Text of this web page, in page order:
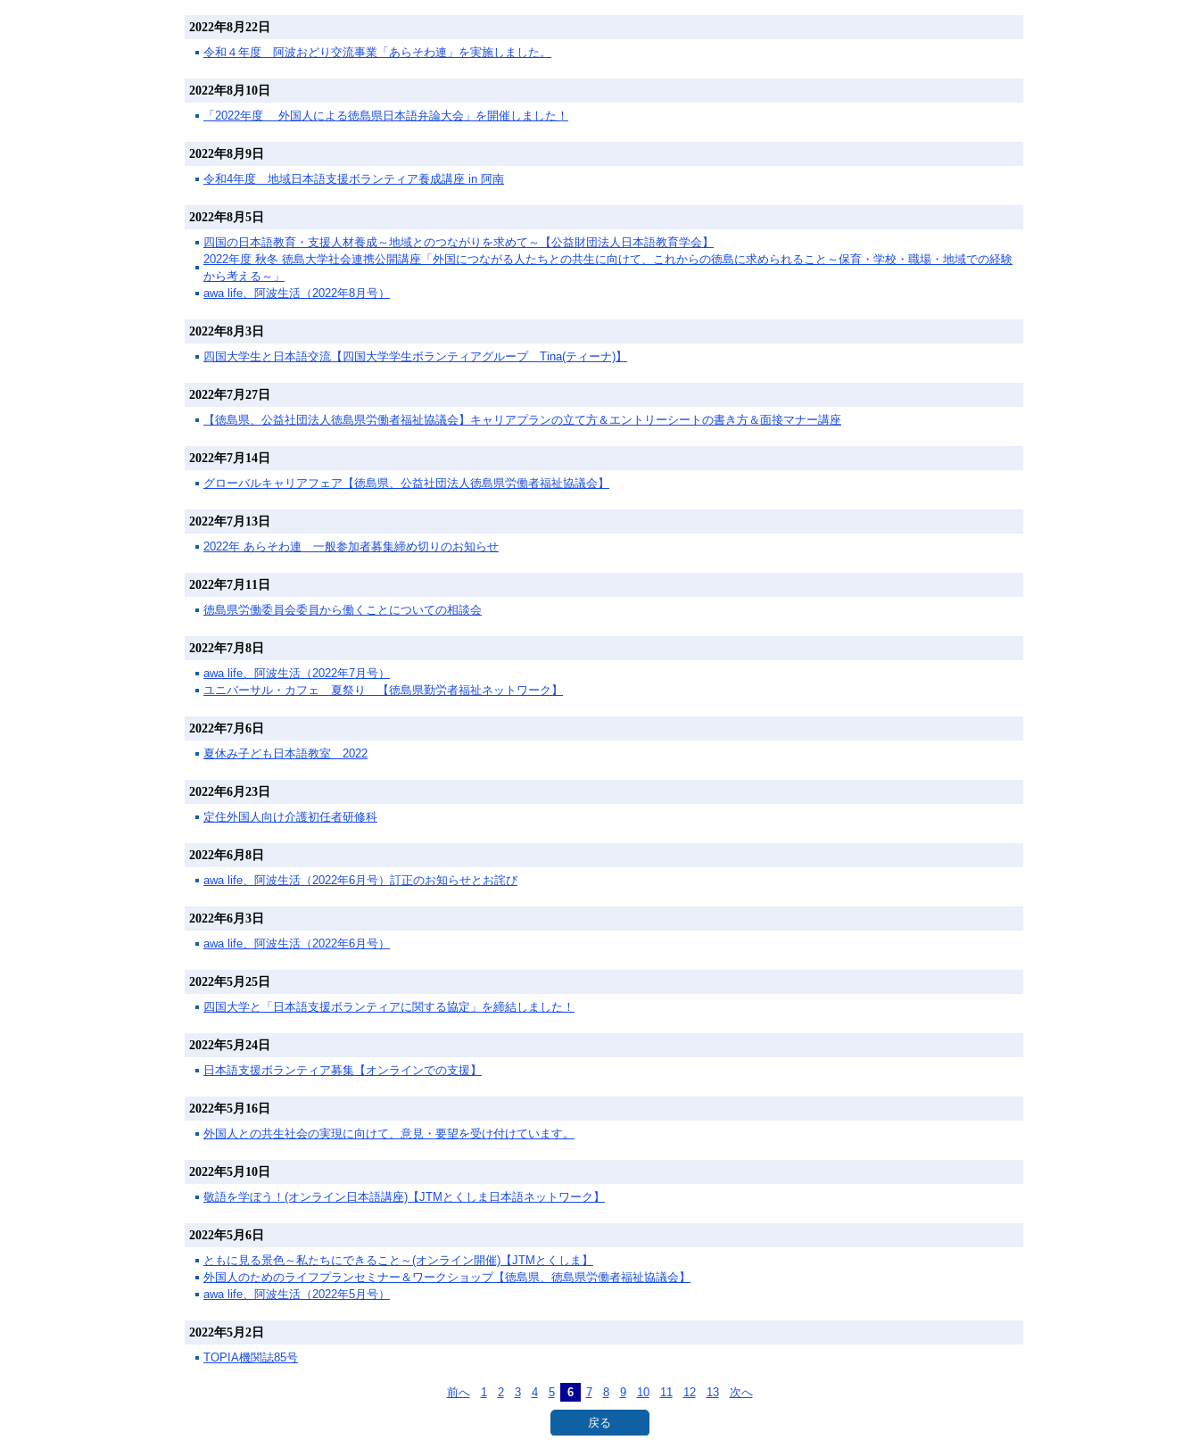
2022年8月22日
令和４年度 阿波おどり交流事業「あらそわ連」を実施しました。
2022年8月10日
「2022年度 外国人による徳島県日本語弁論大会」を開催しました！
2022年8月9日
令和4年度 地域日本語支援ボランティア養成講座 in 阿南
2022年8月5日
四国の日本語教育・支援人材養成～地域とのつながりを求めて～【公益財団法人日本語教育学会】
2022年度 秋冬 徳島大学社会連携公開講座「外国につながる人たちとの共生に向けて、これからの徳島に求められること～保育・学校・職場・地域での経験
から考える～」
awa life、阿波生活（2022年8月号）
2022年8月3日
四国大学生と日本語交流【四国大学学生ボランティアグループ Tina(ティーナ)】
2022年7月27日
【徳島県、公益社団法人徳島県労働者福祉協議会】キャリアプランの立て方＆エントリーシートの書き方＆面接マナー講座
2022年7月14日
グローバルキャリアフェア【徳島県、公益社団法人徳島県労働者福祉協議会】
2022年7月13日
2022年 あらそわ連 一般参加者募集締め切りのお知らせ
2022年7月11日
徳島県労働委員会委員から働くことについての相談会
2022年7月8日
awa life、阿波生活（2022年7月号）
ユニバーサル・カフェ 夏祭り 【徳島県勤労者福祉ネットワーク】
2022年7月6日
夏休み子ども日本語教室 2022
2022年6月23日
定住外国人向け介護初任者研修科
2022年6月8日
awa life、阿波生活（2022年6月号）訂正のお知らせとお詫び
2022年6月3日
awa life、阿波生活（2022年6月号）
2022年5月25日
四国大学と「日本語支援ボランティアに関する協定」を締結しました！
2022年5月24日
日本語支援ボランティア募集【オンラインでの支援】
2022年5月16日
外国人との共生社会の実現に向けて、意見・要望を受け付けています。
2022年5月10日
敬語を学ぼう！(オンライン日本語講座)【JTMとくしま日本語ネットワーク】
2022年5月6日
ともに見る景色～私たちにできること～(オンライン開催)【JTMとくしま】
外国人のためのライフプランセミナー＆ワークショップ【徳島県、徳島県労働者福祉協議会】
awa life、阿波生活（2022年5月号）
2022年5月2日
TOPIA機関誌85号
前へ 1 2 3 4 5 6 7 8 9 10 11 12 13 次へ
戻る